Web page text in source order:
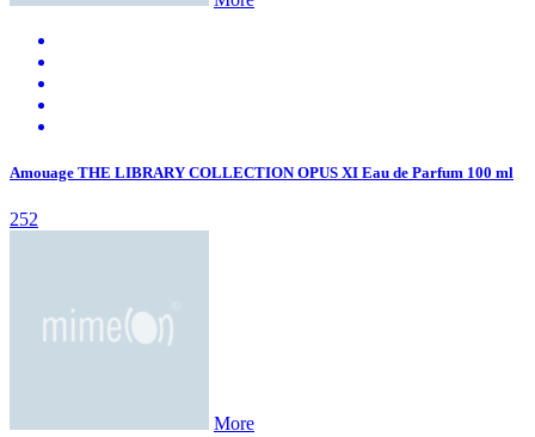
Amouage THE LIBRARY COLLECTION OPUS XI Eau de Parfum 100 ml
252
More